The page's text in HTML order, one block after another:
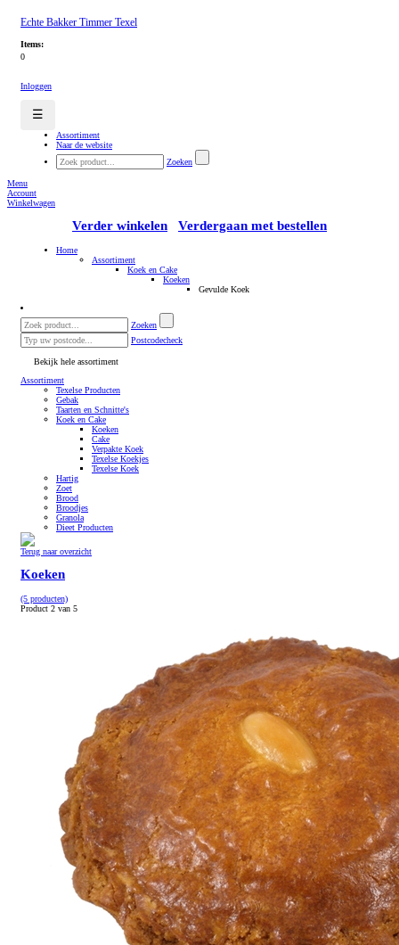
Echte Bakker Timmer Texel
Items:
0
Inloggen
☰
Assortiment
Naar de website
Zoeken
Menu
Account
Winkelwagen
Verder winkelen Verdergaan met bestellen
Home
Assortiment
Koek en Cake
Koeken
Gevulde Koek
Zoeken
Postcodecheck
Bekijk hele assortiment
Assortiment
Texelse Producten
Gebak
Taarten en Schnitte's
Koek en Cake
Koeken
Cake
Verpakte Koek
Texelse Koekjes
Texelse Koek
Hartig
Zoet
Brood
Broodjes
Granola
Dieet Producten
Terug naar overzicht
Koeken
(5 producten)
Product 2 van 5